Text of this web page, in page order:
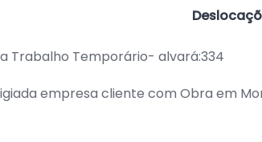
Trabalho Temporário- alvará:334
empresa cliente com Obra em